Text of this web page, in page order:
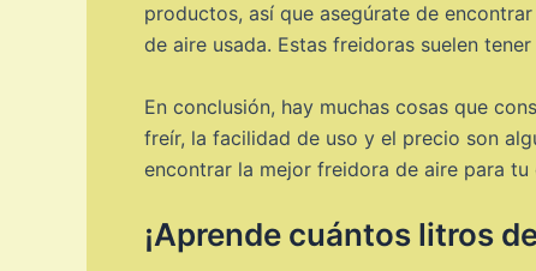
productos, así que asegúrate de
de aire usada. Estas freidoras suelen
En conclusión, hay muchas cosas que
freír, la facilidad de uso y el precio son
encontrar la mejor freidora de aire para tu
¡Aprende cuántos litros